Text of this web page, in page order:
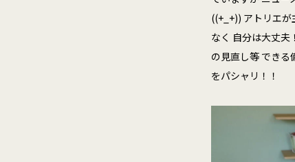
((+_+)) アトリエ
なく 自分は大丈
の見直し等 でき
をパシャリ！！